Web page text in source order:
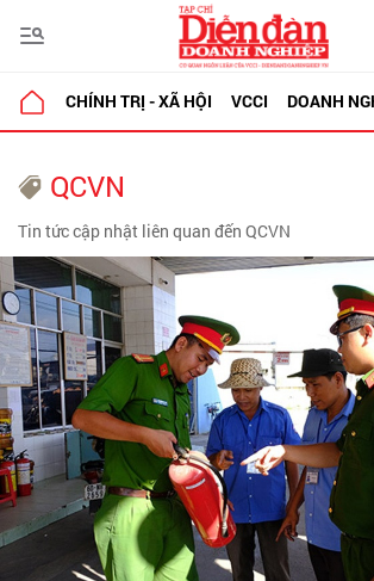
CHÍNH TRỊ - XÃ HỘI VCCI DOANH
QCVN
Tin tức cập nhật liên quan đến QCVN